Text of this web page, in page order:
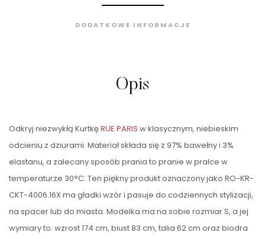
DODATKOWE INFORMACJE
Opis
Odkryj niezwykłą KurtkęRUE PARIS w klasycznym, niebieskim
odcieniu z dziurami. Materiał składa się z 97% bawełnyi 3%
elastanu, a zalecany sposób prania to pranie w pralce w
temperaturze 30°C. Ten piękny produkt oznaczony jako RO-KR-
CKT-4006.16X ma gładki wzór i pasuje do codziennych stylizacji,
na spacer lub do miasta. Modelka ma na sobie rozmiar S, a jej
wymiary to: wzrost 174 cm, biust 83 cm, talia 62 cm oraz biodra